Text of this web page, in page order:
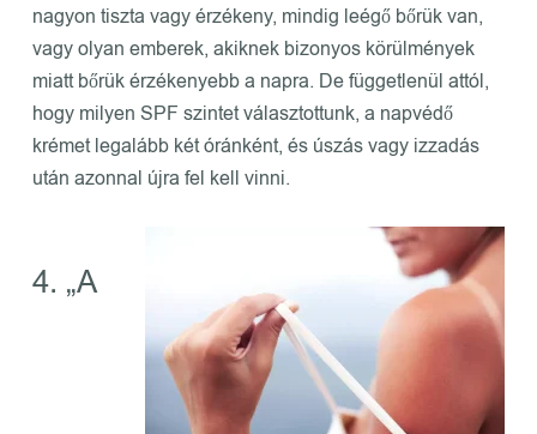
nagyon tiszta vagy érzékeny, mindig leégő bőrük van,
vagy olyan emberek, akiknek bizonyos körülmények
miatt bőrük érzékenyebb a napra. De függetlenül attól,
hogy milyen SPF szintet választottunk, a napvédő
krémet legalább két óránként, és úszás vagy izzadás
után azonnal újra fel kell vinni.
4. „A